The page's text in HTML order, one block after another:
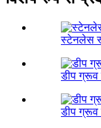
स्टेनलेस
डीप ग्रूव
डीप ग्रूव